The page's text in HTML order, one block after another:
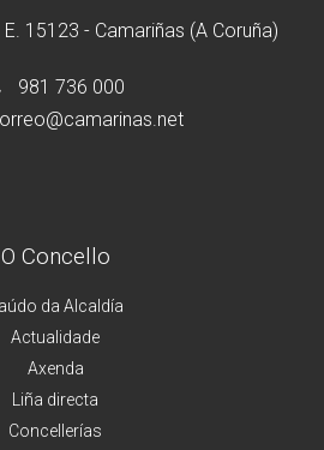
15123 - Camariñas (A Coruña)
981 736 000
O Concello
da Alcaldía
Actualidade
Axenda
Liña directa
Concellerías